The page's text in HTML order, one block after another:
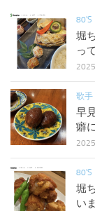
80'S
堀
っ
歌手
早
癖
80'S
堀
い